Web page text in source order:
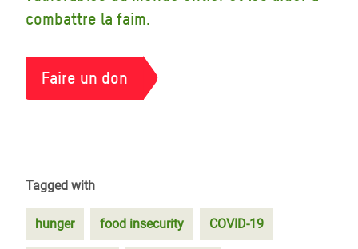
combattre la faim.
Faire un don
Tagged with
hunger food insecurity COVID-19